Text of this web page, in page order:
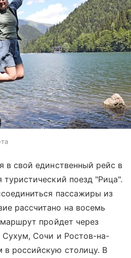
в свой единственный рейс в
туристический поезд "Рица".
пассажиры из
рассчитано на восемь
пройдет через
Сухум, Сочи и Ростов-на-
российскую столицу. В